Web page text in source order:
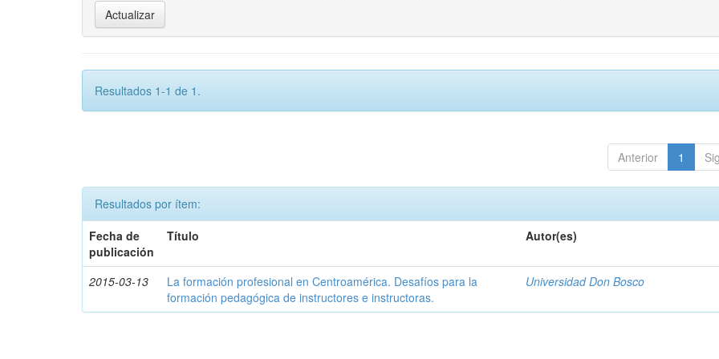
Resultados 1-1 de 1.
Anterior 1
Resultados por ítem:
Fecha de
publicación
Título Autor(es)
2015-03-13
La formación profesional en Centroamérica. Desafíos para la
formación pedagógica de instructores e instructoras.
Universidad Don Bosco